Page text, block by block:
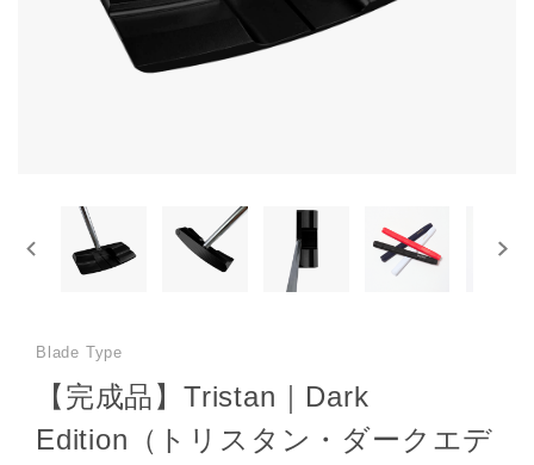
Blade Type
【完成品】Tristan｜Dark
Edition（トリスタン・ダークエデ